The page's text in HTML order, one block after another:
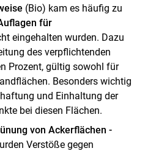
(Bio) kam es häufig zu
für
eingehalten wurden. Dazu
des verpflichtenden
Prozent, gültig sowohl für
Besonders wichtig
und Einhaltung der
bei diesen Flächen.
von Ackerflächen -
Verstöße gegen